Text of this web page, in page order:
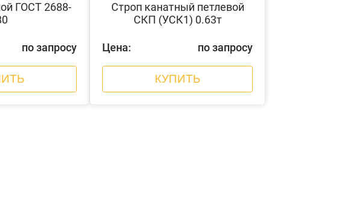
ГОСТ 2688-
по запросу
Строп канатный петлевой
СКП (УСК1) 0.63т
Цена: по запросу
КУПИТЬ